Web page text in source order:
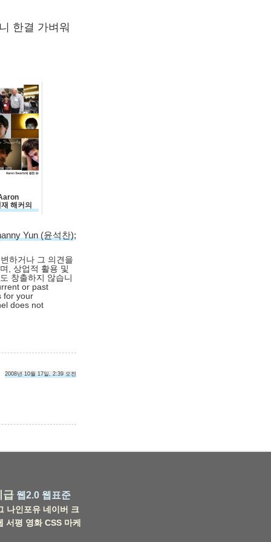
한결 가벼워
해커의
Yun (윤석찬);
하거나 그 의견을
, 상업적 활용 및
창출하지 않습니
or past
for your
does not
2008년 10월 17일, 2:39 오전
급 웹2.0 웹표준
나인포유 네이버 크
서평 영화 CSS 마케